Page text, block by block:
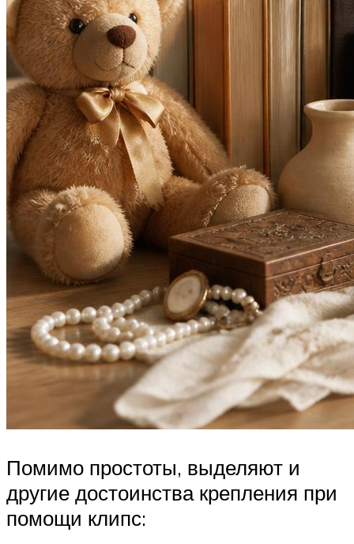
Помимо простоты, выделяют и
другие достоинства крепления при
помощи клипс: